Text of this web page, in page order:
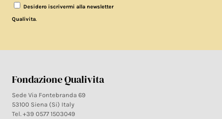
Desidero iscrivermi alla newsletter
Qualivita.
Fondazione Qualivita
Sede Via Fontebranda 69
53100 Siena (Si) Italy
Tel. +39 0577 1503049